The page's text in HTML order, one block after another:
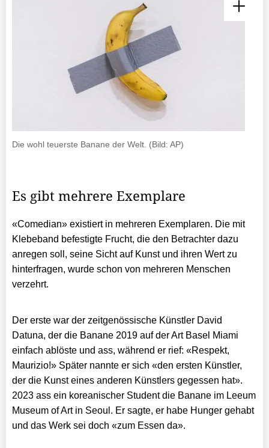
Die wohl teuerste Banane der Welt. (Bild: AP)
Es gibt mehrere Exemplare
«Comedian» existiert in mehreren Exemplaren. Die mit
Klebeband befestigte Frucht, die den Betrachter dazu
anregen soll, seine Sicht auf Kunst und ihren Wert zu
hinterfragen, wurde schon von mehreren Menschen
verzehrt.
Der erste war der zeitgenössische Künstler David
Datuna, der die Banane 2019 auf der Art Basel Miami
einfach ablöste und ass, während er rief: «Respekt,
Maurizio!» Später nannte er sich «den ersten Künstler,
der die Kunst eines anderen Künstlers gegessen hat».
2023 ass ein koreanischer Student die Banane im Leeum
Museum of Art in Seoul. Er sagte, er habe Hunger gehabt
und das Werk sei doch «zum Essen da».